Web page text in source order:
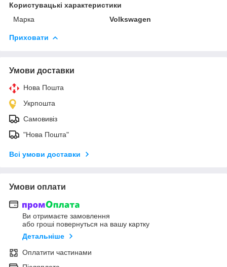
Користувацькі характеристики
Марка
Volkswagen
Приховати
Умови доставки
Нова Пошта
Укрпошта
Самовивіз
"Нова Пошта"
Всі умови доставки
Умови оплати
Ви отримаєте замовлення
або гроші повернуться на вашу картку
Детальніше
Оплатити частинами